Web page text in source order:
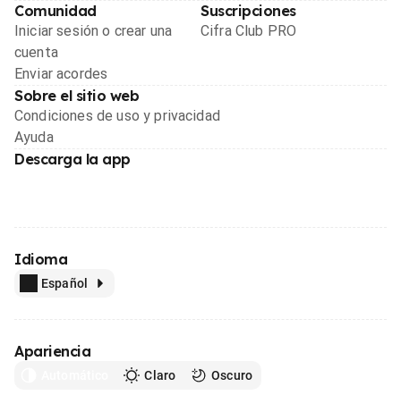
Comunidad
Iniciar sesión o crear una
cuenta
Enviar acordes
Suscripciones
Cifra Club PRO
Sobre el sitio web
Condiciones de uso y privacidad
Ayuda
Descarga la app
Idioma
Español
Apariencia
Claro Oscuro